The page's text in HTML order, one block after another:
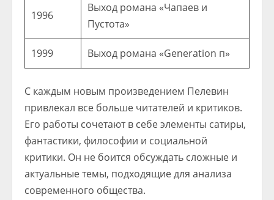
1996
Выход романа «Чапаев и
Пустота»
1999 Выход романа «Generation п»
С каждым новым произведением Пелевин
привлекал все больше читателей и критиков.
Его работы сочетают в себе элементы сатиры,
фантастики, философии и социальной
критики. Он не боится обсуждать сложные и
актуальные темы, подходящие для анализа
современного общества.